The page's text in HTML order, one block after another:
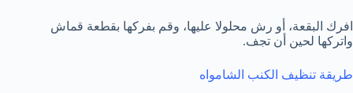
افرك البقعة، أو رش محلولا عليها، وقم بفركها بقطعة قماش
واتركها لحين أن تجف.
طريقة تنظيف الكنب الشامواه